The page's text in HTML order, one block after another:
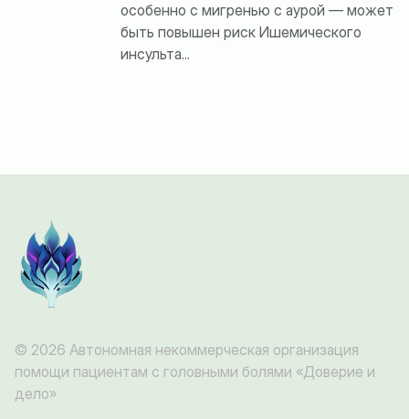
особенно с мигренью с аурой — может
быть повышен риск Ишемического
инсульта...
© 2026 Автономная некоммерческая организация
помощи пациентам с головными болями «Доверие и
дело»